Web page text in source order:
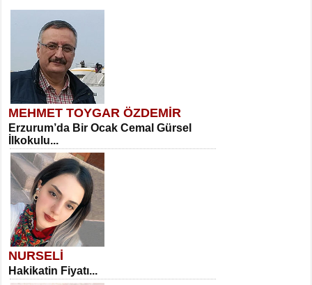
MEHMET TOYGAR ÖZDEMİR
Erzurum’da Bir Ocak Cemal Gürsel
İlkokulu...
NURSELİ
Hakikatin Fiyatı...